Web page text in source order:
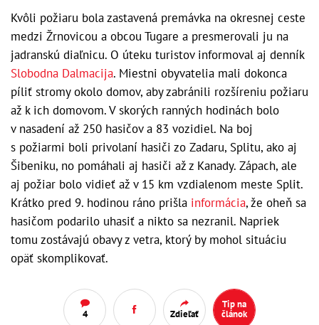
Kvôli požiaru bola zastavená premávka na okresnej ceste
medzi Žrnovicou a obcou Tugare a presmerovali ju na
jadranskú diaľnicu. O úteku turistov informoval aj denník
Slobodna Dalmacija. Miestni obyvatelia mali dokonca
píliť stromy okolo domov, aby zabránili rozšíreniu požiaru
až k ich domovom. V skorých ranných hodinách bolo
v nasadení až 250 hasičov a 83 vozidiel. Na boj
s požiarmi boli privolaní hasiči zo Zadaru, Splitu, ako aj
Šibeniku, no pomáhali aj hasiči až z Kanady. Zápach, ale
aj požiar bolo vidieť až v 15 km vzdialenom meste Split.
Krátko pred 9. hodinou ráno prišla informácia, že oheň sa
hasičom podarilo uhasiť a nikto sa nezranil. Napriek
tomu zostávajú obavy z vetra, ktorý by mohol situáciu
opäť skomplikovať.
4 Zdieľať
Tip na
článok